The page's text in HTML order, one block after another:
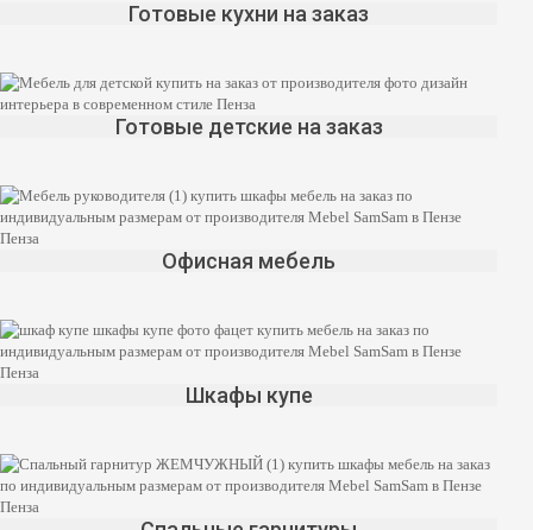
Готовые кухни на заказ
Готовые детские на заказ
Офисная мебель
Шкафы купе